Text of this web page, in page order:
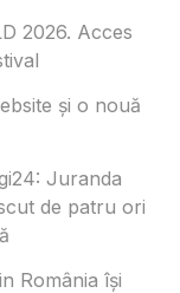
2026. Acces
și o nouă
Juranda
de patru ori
România își